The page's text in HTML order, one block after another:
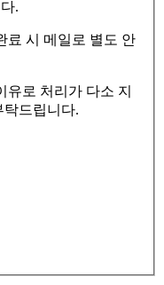
.
료 시 메일로 별도 안
로 처리가 다소 지
탁드립니다.